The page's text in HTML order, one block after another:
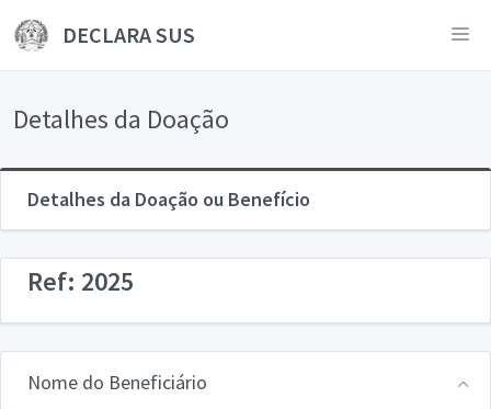
DECLARA SUS
Detalhes da Doação
Detalhes da Doação ou Benefício
Ref: 2025
Nome do Beneficiário